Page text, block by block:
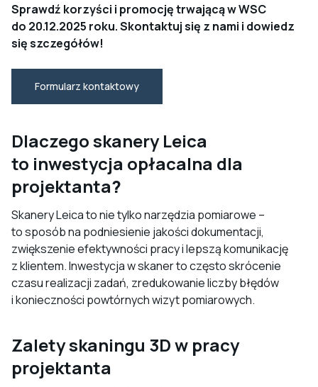
Sprawdź korzyści i promocję trwającą w WSC
do 20.12.2025 roku. Skontaktuj się z nami i dowiedz
się szczegółów!
Formularz kontaktowy
Dlaczego skanery Leica
to inwestycja opłacalna dla
projektanta?
Skanery Leica to nie tylko narzędzia pomiarowe –
to sposób na podniesienie jakości dokumentacji,
zwiększenie efektywności pracy i lepszą komunikację
z klientem. Inwestycja w skaner to często skrócenie
czasu realizacji zadań, zredukowanie liczby błędów
i konieczności powtórnych wizyt pomiarowych.
Zalety skaningu 3D w pracy
projektanta